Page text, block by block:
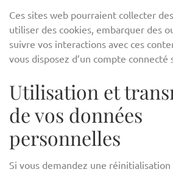
Ces sites web pourraient collecter
utiliser des cookies, embarquer des
suivre vos interactions avec ces
vous disposez d’un compte connecté
Utilisation et
de vos données
personnelles
Si vous demandez une